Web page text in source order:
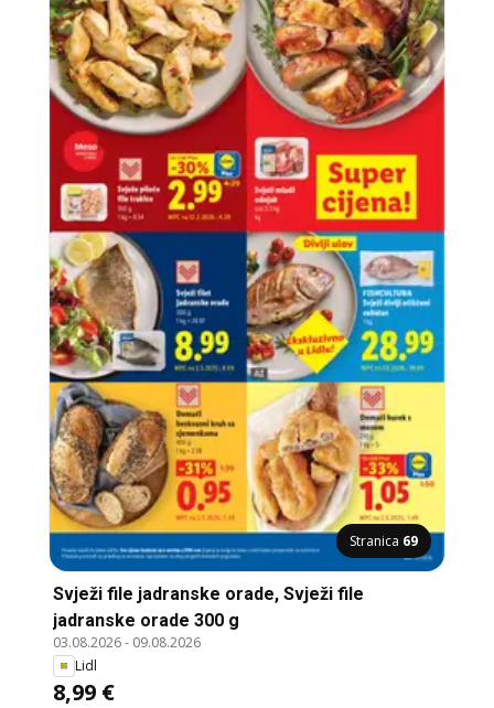
Stranica 69
Svježi file jadranske orade, Svježi file
jadranske orade 300 g
03.08.2026- 09.08.2026
Lidl
8,99 €